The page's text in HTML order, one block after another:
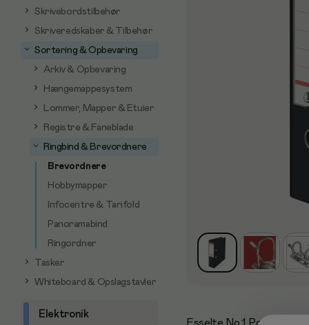
Skrivebordstilbehør
Skriveredskaber & Tilbehør
Sortering & Opbevaring
Arkiv & Opbevaring
Hængemappesystem
Lommer, Mapper & Etuier
Registre & Faneblade
Ringbind & Brevordnere
Brevordnere
Hobbymapper
Infocentre & Tarifold
Panoramabind
Ringordner
Tasker
Whiteboard & Opslagstavler
Elektronik